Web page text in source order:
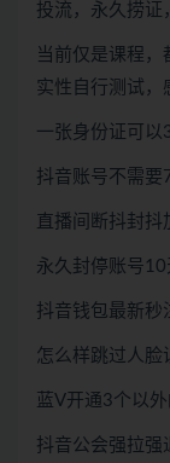
投流，永久捞证
当前仅是课程，
实性自行测试，
一张身份证可以
抖音账号不需要
直播间断抖封抖
永久封停账号
抖音钱包最新秒
怎么样跳过人脸
蓝V开通3个以
抖音公会强拉强